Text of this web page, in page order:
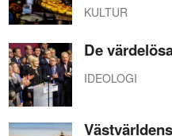
KULTUR
De
IDEOLOGI